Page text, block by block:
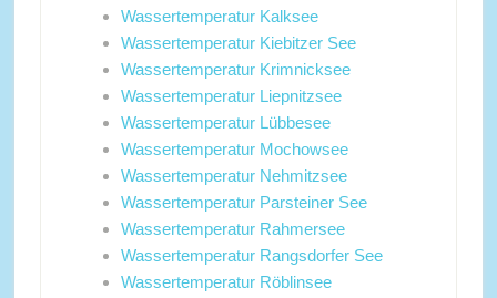
Wassertemperatur Kalksee
Wassertemperatur Kiebitzer See
Wassertemperatur Krimnicksee
Wassertemperatur Liepnitzsee
Wassertemperatur Lübbesee
Wassertemperatur Mochowsee
Wassertemperatur Nehmitzsee
Wassertemperatur Parsteiner See
Wassertemperatur Rahmersee
Wassertemperatur Rangsdorfer See
Wassertemperatur Röblinsee